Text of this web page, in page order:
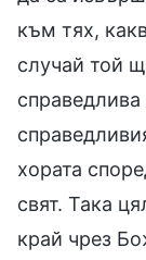
към тях,
случай той
хората
свят. Така
край чрез